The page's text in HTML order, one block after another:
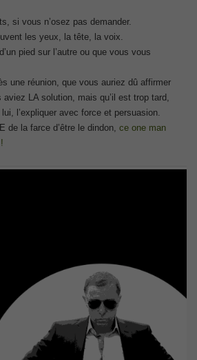
si vous n’osez pas demander.
les yeux, la tête, la voix.
pied sur l’autre ou que vous vous
une réunion, que vous auriez dû affirmer
LA solution, mais qu’il est trop tard,
l’expliquer avec force et persuasion.
de la farce d’être le dindon, ce one man